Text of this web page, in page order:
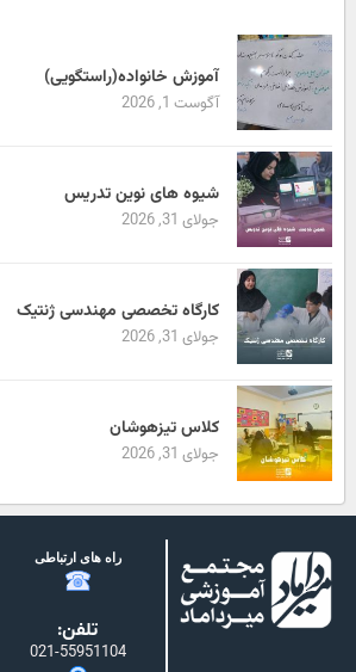
آموزش خانواده(راستگویی)
آگوست 1, 2026
شیوه های نوین تدریس
جولای 31, 2026
کارگاه تخصصی مهندسی ژنتیک
جولای 31, 2026
کلاس تیزهوشان
جولای 31, 2026
راه های ارتباطی
تلفن:
021-55951104